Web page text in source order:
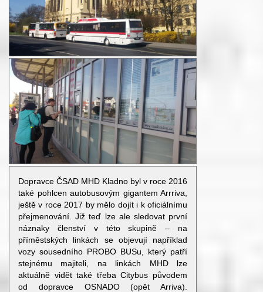
Dopravce ČSAD MHD Kladno byl v roce 2016
také pohlcen autobusovým gigantem Arrriva,
ještě v roce 2017 by mělo dojít i k oficiálnímu
přejmenování. Již teď lze ale sledovat první
náznaky členství v této skupině – na
příměstských linkách se objevují například
vozy sousedního PROBO BUSu, který patří
stejnému majiteli, na linkách MHD lze
aktuálně vidět také třeba Citybus původem
od dopravce OSNADO (opět Arriva).